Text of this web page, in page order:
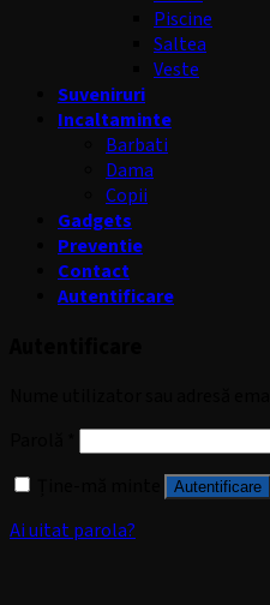
Piscine
Saltea
Veste
Suveniruri
Incaltaminte
Barbati
Dama
Copii
Gadgets
Preventie
Contact
Autentificare
Autentificare
Ai uitat parola?